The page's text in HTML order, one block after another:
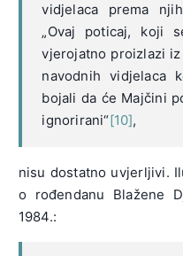
vidjelaca prema
„Ovaj poticaj, koji
vjerojatno proizlazi
navodnih
bojali da će Majčini
ignorirani“[10],
nisu dostatno uvjerljivi.
o rođendanu Blažene
1984.: